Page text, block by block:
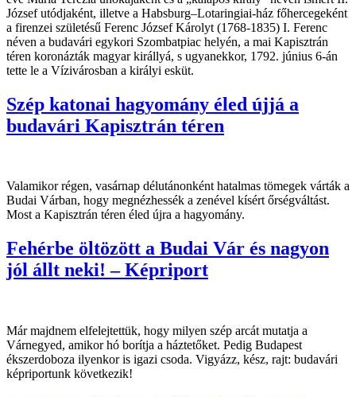
József utódjaként, illetve a Habsburg–Lotaringiai-ház főhercegeként
a firenzei születésű Ferenc József Károlyt (1768-1835) I. Ferenc
néven a budavári egykori Szombatpiac helyén, a mai Kapisztrán
téren koronázták magyar királlyá, s ugyanekkor, 1792. június 6-án
tette le a Vízivárosban a királyi esküt.
Szép katonai hagyomány éled újjá a
budavári Kapisztrán téren
Valamikor régen, vasárnap délutánonként hatalmas tömegek várták a
Budai Várban, hogy megnézhessék a zenével kísért őrségváltást.
Most a Kapisztrán téren éled újra a hagyomány.
Fehérbe öltözött a Budai Vár és nagyon
jól állt neki! – Képriport
Már majdnem elfelejtettük, hogy milyen szép arcát mutatja a
Várnegyed, amikor hó borítja a háztetőket. Pedig Budapest
ékszerdoboza ilyenkor is igazi csoda. Vigyázz, kész, rajt: budavári
képriportunk következik!